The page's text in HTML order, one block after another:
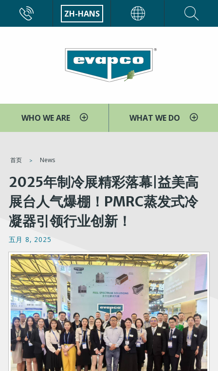
到
ZH-HANS
WHO WE ARE WHAT WE DO
You
are
here
首页 News
2025年制冷展精彩落幕|​益美高
展台人气爆棚！PMRC蒸发式冷
凝器引领行业创新！
五月 8, 2025